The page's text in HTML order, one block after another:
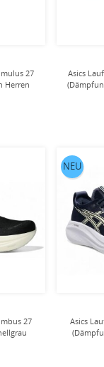
27
Herren
Asics
27
Asics
NEU